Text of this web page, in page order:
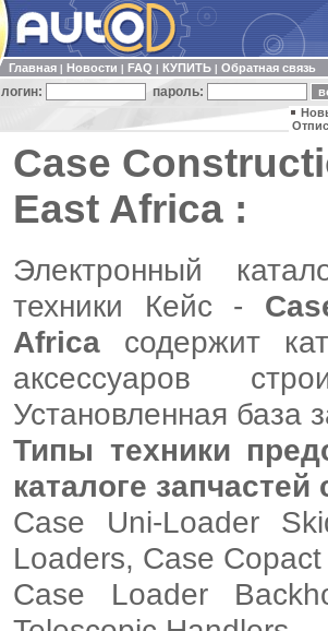
Главная Новости FAQ КУПИТЬ Обратная связь
логин: пароль:
Case
East Africa :
Электронный
техники Кейс -
Africa содержит
аксессуаров
Установленная база
Типы техники
каталоге
Case Uni-Loader
Loaders, Case
Case Loader